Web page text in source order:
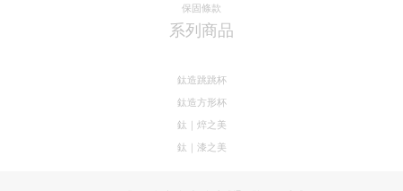
保固條款
系列商品
鈦造跳跳杯
鈦造方形杯
鈦｜焠之美
鈦｜漆之美